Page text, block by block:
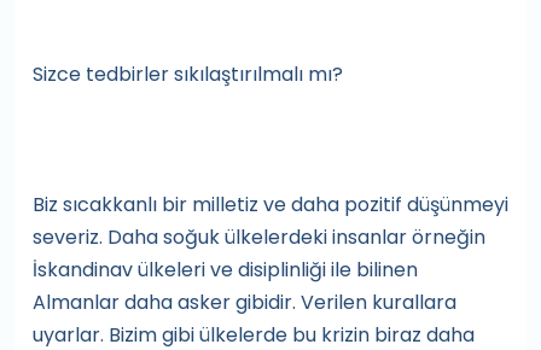
Sizce tedbirler sıkılaştırılmalı mı?
Biz sıcakkanlı bir milletiz ve daha pozitif düşünmeyi
severiz. Daha soğuk ülkelerdeki insanlar örneğin
İskandinav ülkeleri ve disiplinliği ile bilinen
Almanlar daha asker gibidir. Verilen kurallara
uyarlar. Bizim gibi ülkelerde bu krizin biraz daha